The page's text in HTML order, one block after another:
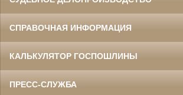
СПРАВОЧНАЯ ИНФОРМАЦИЯ
КАЛЬКУЛЯТОР ГОСПОШЛИНЫ
ПРЕСС-СЛУЖБА